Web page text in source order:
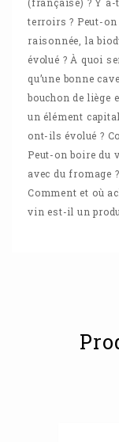
(française) ? Y
terroirs ? Peut-on
raisonnée, la
évolué ? À quoi
qu’une bonne
bouchon de liège
un élément
ont-ils évolué ?
Peut-on boire du
avec du fromage
Comment et où
vin est-il un